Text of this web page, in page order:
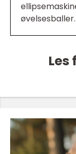
øvelsesballer.
Les